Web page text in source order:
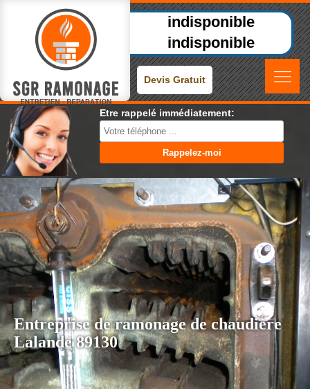
indisponible
indisponible
Devis Gratuit
Etre rappelé immédiatement:
Entreprise de ramonage de chaudière
Lalande 89130